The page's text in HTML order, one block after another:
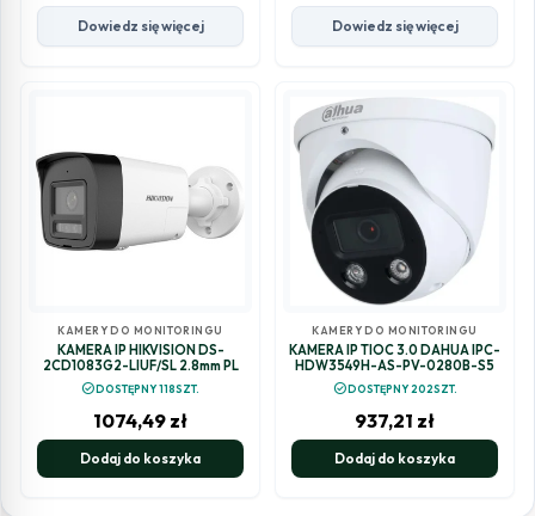
Dowiedz się więcej Dowiedz się więcej
KAMERY DO MONITORINGU
KAMERA IP HIKVISION DS-
2CD1083G2-LIUF/SL 2.8mm PL
check_circleDOSTĘPNY 118SZT.
1074,49 zł
Dodaj do koszyka
KAMERY DO MONITORINGU
KAMERA IP TIOC 3.0 DAHUA IPC-
HDW3549H-AS-PV-0280B-S5
check_circleDOSTĘPNY 202SZT.
937,21 zł
Dodaj do koszyka